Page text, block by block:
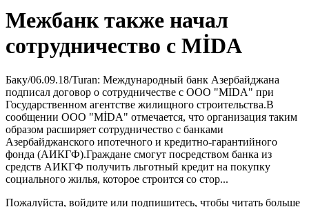
Межбанк также начал
сотрудничество с MİDA
Баку/06.09.18/Turan: Международный банк Азербайджана
подписал договор о сотрудничестве с ООО "MIDA" при
Государственном агентстве жилищного строительства.B
сообщении ООО "MİDA" отмечается, что организация таким
образом расширяет сотрудничество с банками
Азербайджанского ипотечного и кредитно-гарантийного
фонда (АИКГФ).Граждане смогут посредством банка из
средств АИКГФ получить льготный кредит на покупку
социального жилья, которое строится со стор...
Пожалуйста, войдите или подпишитесь, чтобы читать больше